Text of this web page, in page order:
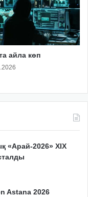
айла көп
«Арай-2026» XIX
Astana 2026